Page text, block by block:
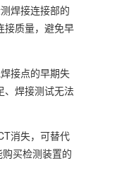
焊接连接部的
接质量，避免早
接点的早期失
、焊接测试无法
消失，可替代
买检测装置的